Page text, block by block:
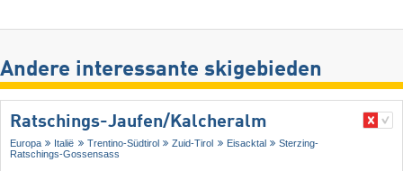
Andere interessante skigebieden
Ratschings-Jaufen/​Kalcheralm
Europa Italië Trentino-Südtirol Zuid-Tirol Eisacktal
Sterzing-
Ratschings-Gossensass